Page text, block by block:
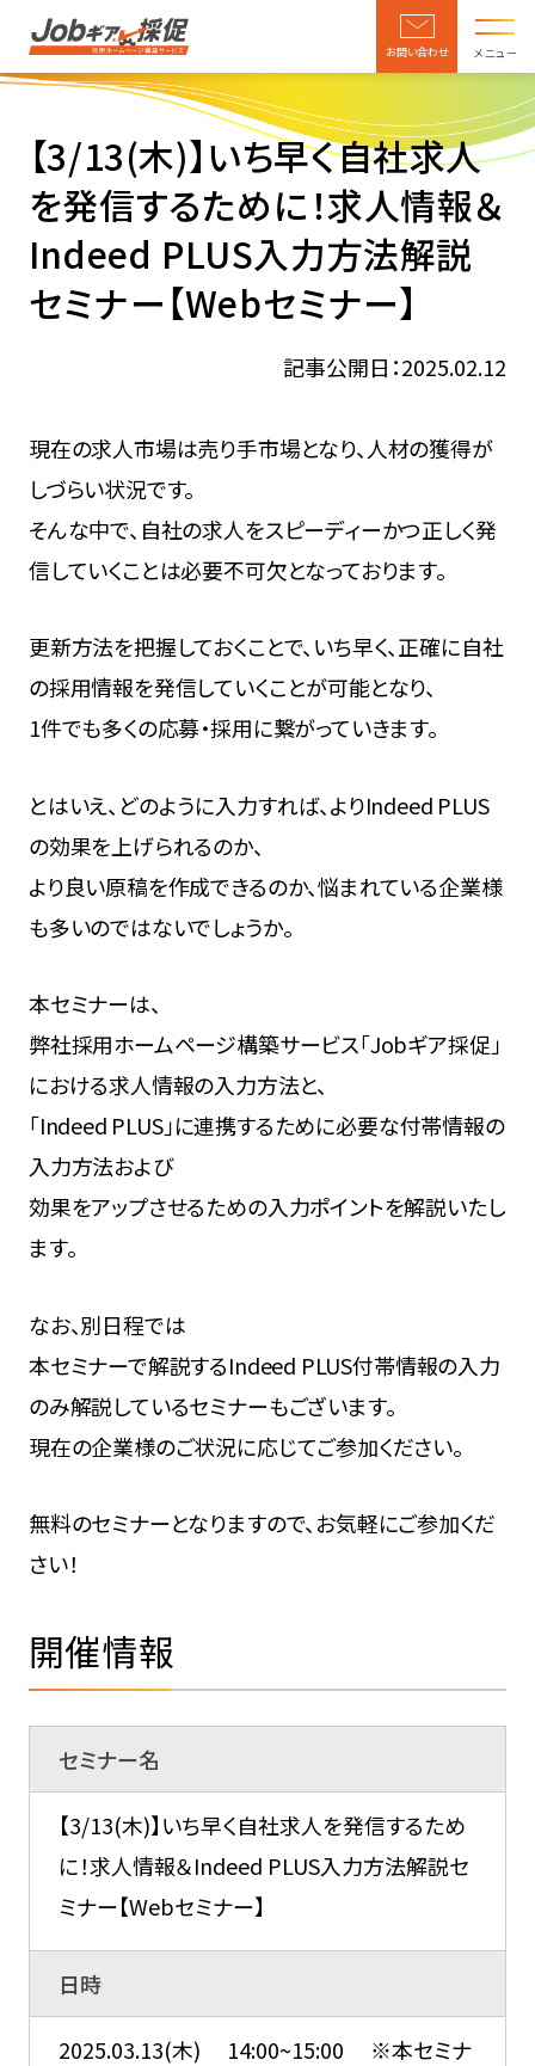
お問い合わせ メニュー
【3/13(木)】いち早く自社求人
を発信するために！求人情報＆
Indeed PLUS入力方法解説
セミナー【Webセミナー】
記事公開日：2025.02.12
現在の求人市場は売り手市場となり、人材の獲得が
しづらい状況です。
そんな中で、自社の求人をスピーディーかつ正しく発
信していくことは必要不可欠となっております。
更新方法を把握しておくことで、いち早く、正確に自社
の採用情報を発信していくことが可能となり、
1件でも多くの応募・採用に繋がっていきます。
とはいえ、どのように入力すれば、よりIndeed PLUS
の効果を上げられるのか、
より良い原稿を作成できるのか、悩まれている企業様
も多いのではないでしょうか。
本セミナーは、
弊社採用ホームページ構築サービス「Jobギア採促」
における求人情報の入力方法と、
「Indeed PLUS」に連携するために必要な付帯情報の
入力方法および
効果をアップさせるための入力ポイントを解説いたし
ます。
なお、別日程では
本セミナーで解説するIndeed PLUS付帯情報の入力
のみ解説しているセミナーもございます。
現在の企業様のご状況に応じてご参加ください。
無料のセミナーとなりますので、お気軽にご参加くだ
さい！
開催情報
セミナー名
【3/13(木)】いち早く自社求人を発信するため
に！求人情報＆Indeed PLUS入力方法解説セ
ミナー【Webセミナー】
日時
2025.03.13(木) 14:00~15:00 ※本セミナ